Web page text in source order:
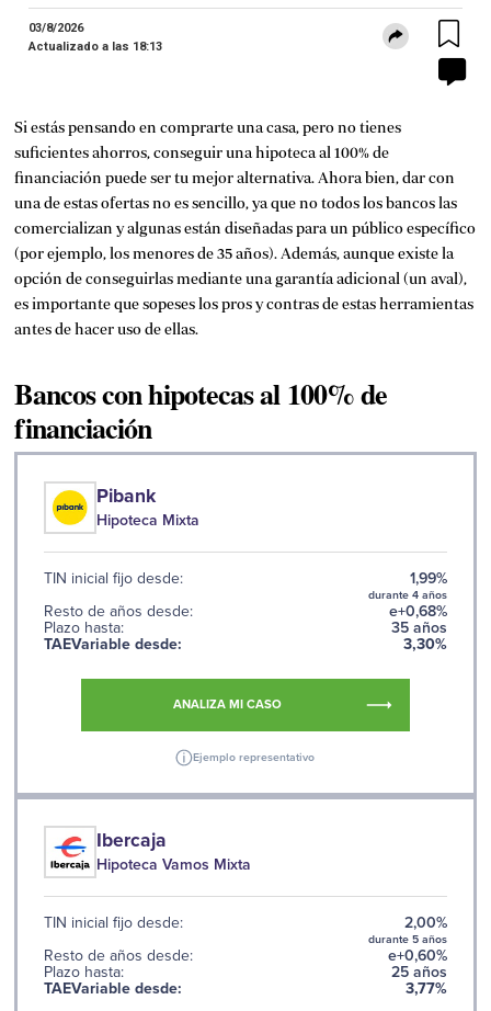
03/8/2026
Actualizado a las 18:13
Si estás pensando en comprarte una casa, pero no tienes
suficientes ahorros, conseguir una hipoteca al 100% de
financiación puede ser tu mejor alternativa. Ahora bien, dar con
una de estas ofertas no es sencillo, ya que no todos los bancos las
comercializan y algunas están diseñadas para un público específico
(por ejemplo, los menores de 35 años). Además, aunque existe la
opción de conseguirlas mediante una garantía adicional (un aval),
es importante que sopeses los pros y contras de estas herramientas
antes de hacer uso de ellas.
Bancos con hipotecas al 100% de
financiación
Pibank
Hipoteca Mixta
TIN inicial fijo desde: 1,99%
durante 4 años
Resto de años desde:
e+0,68%
Plazo hasta:
35 años
TAEVariable desde: 3,30%
ANALIZA MI CASO
Ejemplo representativo
Ibercaja
Hipoteca Vamos Mixta
TIN inicial fijo desde: 2,00%
durante 5 años
Resto de años desde:
e+0,60%
Plazo hasta:
25 años
TAEVariable desde: 3,77%